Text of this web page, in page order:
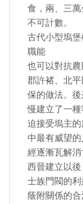
食，兩、三
不可計數。
古代小型塢
職能
也可以對抗
郡許褚、北
保的做法。
慢建立了一
迫接受塢主
中最有威望
經逐漸瓦解消
西晉建立以
士族門閥的
蔭附關係的